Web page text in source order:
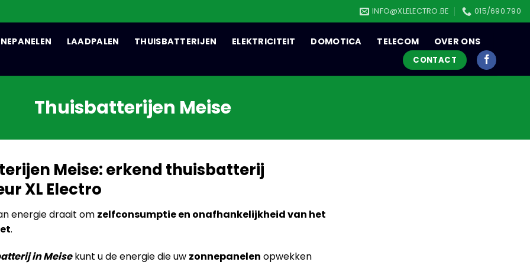
INFO@XLELECTRO.BE 015/690.790
LAADPALEN THUISBATTERIJEN ELEKTRICITEIT DOMOTICA TELECOM OVER ONS
CONTACT
Thuisbatterijen Meise
Meise: erkend thuisbatterij
XL Electro
energie draait om zelfconsumptie en onafhankelijkheid van het
.
in Meisekunt u de energie die uw zonnepanelen opwekken